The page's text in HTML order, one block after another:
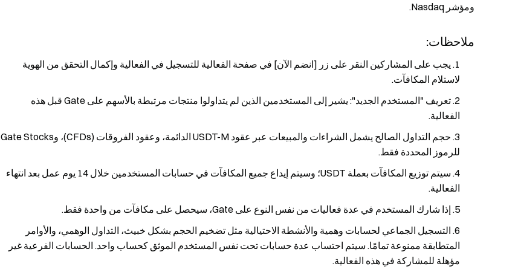
ومؤشر Nasdaq.
ملاحظات:
يجب على المشاركين النقر على زر [انضم الآن] في صفحة الفعالية للتسجيل في الفعالية وإكمال التحقق من الهوية
لاستلام المكافآت.
تعريف "المستخدم الجديد": يشير إلى المستخدمين الذين لم يتداولوا منتجات مرتبطة بالأسهم على Gate قبل هذه
الفعالية.
حجم التداول الصالح يشمل الشراءات والمبيعات عبر عقود USDT-M الدائمة، وعقود الفروقات (CFDs)، وGate Stocks
للرموز المحددة فقط.
سيتم توزيع المكافآت بعملة USDT؛ وسيتم إيداع جميع المكافآت في حسابات المستخدمين خلال 14 يوم عمل بعد انتهاء
الفعالية.
إذا شارك المستخدم في عدة فعاليات من نفس النوع على Gate، سيحصل على مكافآت من واحدة فقط.
التسجيل الجماعي لحسابات وهمية والأنشطة الاحتيالية مثل تضخيم الحجم بشكل خبيث، التداول الوهمي، والأوامر
المتطابقة ممنوعة تمامًا. سيتم احتساب عدة حسابات تحت نفس المستخدم الموثق كحساب واحد. الحسابات الفرعية غير
مؤهلة للمشاركة في هذه الفعالية.